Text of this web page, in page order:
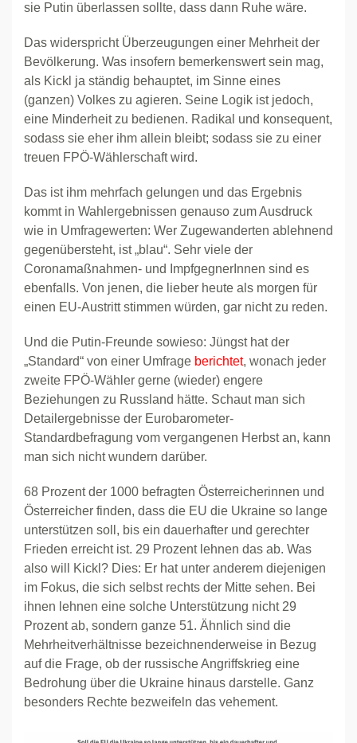
sie Putin überlassen sollte, dass dann Ruhe wäre.
Das widerspricht Überzeugungen einer Mehrheit der
Bevölkerung. Was insofern bemerkenswert sein mag,
als Kickl ja ständig behauptet, im Sinne eines
(ganzen) Volkes zu agieren. Seine Logik ist jedoch,
eine Minderheit zu bedienen. Radikal und konsequent,
sodass sie eher ihm allein bleibt; sodass sie zu einer
treuen FPÖ-Wählerschaft wird.
Das ist ihm mehrfach gelungen und das Ergebnis
kommt in Wahlergebnissen genauso zum Ausdruck
wie in Umfragewerten: Wer Zugewanderten ablehnend
gegenübersteht, ist „blau“. Sehr viele der
Coronamaßnahmen- und ImpfgegnerInnen sind es
ebenfalls. Von jenen, die lieber heute als morgen für
einen EU-Austritt stimmen würden, gar nicht zu reden.
Und die Putin-Freunde sowieso: Jüngst hat der
„Standard“ von einer Umfrage berichtet, wonach jeder
zweite FPÖ-Wähler gerne (wieder) engere
Beziehungen zu Russland hätte. Schaut man sich
Detailergebnisse der Eurobarometer-
Standardbefragung vom vergangenen Herbst an, kann
man sich nicht wundern darüber.
68 Prozent der 1000 befragten Österreicherinnen und
Österreicher finden, dass die EU die Ukraine so lange
unterstützen soll, bis ein dauerhafter und gerechter
Frieden erreicht ist. 29 Prozent lehnen das ab. Was
also will Kickl? Dies: Er hat unter anderem diejenigen
im Fokus, die sich selbst rechts der Mitte sehen. Bei
ihnen lehnen eine solche Unterstützung nicht 29
Prozent ab, sondern ganze 51. Ähnlich sind die
Mehrheitverhältnisse bezeichnenderweise in Bezug
auf die Frage, ob der russische Angriffskrieg eine
Bedrohung über die Ukraine hinaus darstelle. Ganz
besonders Rechte bezweifeln das vehement.